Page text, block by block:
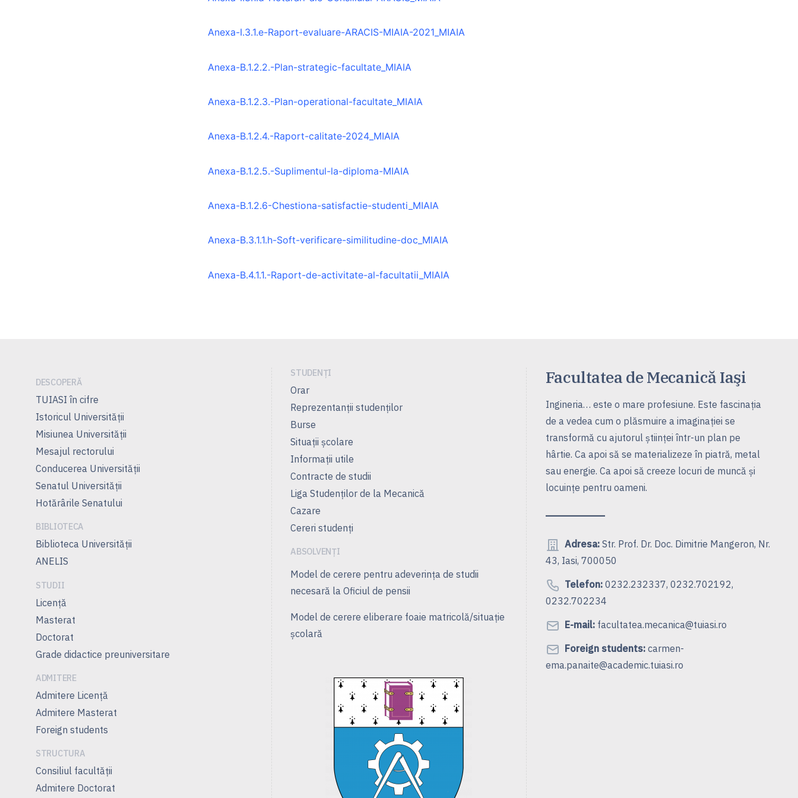
Anexa-I.3.1.e-Raport-evaluare-ARACIS-MIAIA-2021_MIAIA
Anexa-B.1.2.2.-Plan-strategic-facultate_MIAIA
Anexa-B.1.2.3.-Plan-operational-facultate_MIAIA
Anexa-B.1.2.4.-Raport-calitate-2024_MIAIA
Anexa-B.1.2.5.-Suplimentul-la-diploma-MIAIA
Anexa-B.1.2.6-Chestiona-satisfactie-studenti_MIAIA
Anexa-B.3.1.1.h-Soft-verificare-similitudine-doc_MIAIA
Anexa-B.4.1.1.-Raport-de-activitate-al-facultatii_MIAIA
DESCOPERĂ
TUIASI în cifre
Istoricul Universităţii
Misiunea Universităţii
Mesajul rectorului
Conducerea Universităţii
Senatul Universității
Hotărârile Senatului
BIBLIOTECA
Biblioteca Universității
ANELIS
STUDII
Licență
Masterat
Doctorat
Grade didactice preuniversitare
ADMITERE
Admitere Licenţă
Admitere Masterat
Foreign students
STRUCTURA
Consiliul facultăţii
Admitere Doctorat
STUDENȚI
Orar
Reprezentanţii studenţilor
Burse
Situații școlare
Informații utile
Contracte de studii
Liga Studenţilor de la Mecanică
Cazare
Cereri studenți
ABSOLVENȚI
Model de cerere pentru adeverința de studii
necesară la Oficiul de pensii
Model de cerere eliberare foaie matricolă/situație
școlară
Facultatea de Mecanică Iaşi
Ingineria… este o mare profesiune. Este fascinaţia
de a vedea cum o plăsmuire a imaginaţiei se
transformă cu ajutorul ştiinţei într-un plan pe
hârtie. Ca apoi să se materializeze în piatră, metal
sau energie. Ca apoi să creeze locuri de muncă şi
locuinţe pentru oameni.
Adresa:Str. Prof. Dr. Doc. Dimitrie Mangeron, Nr.
43, Iasi, 700050
Telefon:0232.232337, 0232.702192,
0232.702234
E-mail:facultatea.mecanica@tuiasi.ro
Foreign students:carmen-
ema.panaite@academic.tuiasi.ro